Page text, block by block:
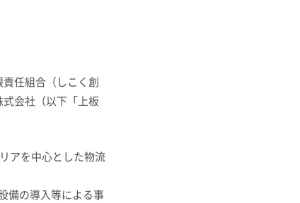
任組合（しこく創
会社（以下「上板
アを中心とした物流
備の導入等による事